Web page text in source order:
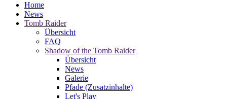
Home
News
Tomb Raider
Übersicht
FAQ
Shadow of the Tomb Raider
Übersicht
News
Galerie
Pfade (Zusatzinhalte)
Let's Play